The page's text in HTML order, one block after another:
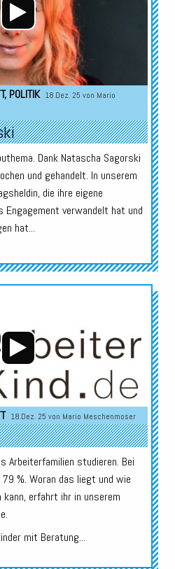
, POLITIK 18.Dez. 25 von Mario
Dank Natascha Sagorski
und gehandelt. In unserem
die ihre eigene
verwandelt hat und
hat...
Audio-
Player
18.Dez. 25 von Mario Meschenmoser
Arbeiterfamilien studieren. Bei
%. Woran das liegt und wie
erfahrt ihr in unserem
mit Beratung...